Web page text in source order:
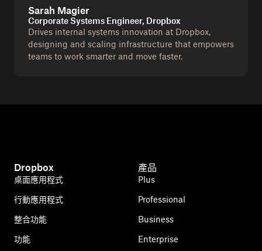
Sarah Magier
Corporate Systems Engineer, Dropbox
Drives internal systems innovation at Dropbox,
designing and scaling infrastructure that empowers
teams to work smarter and move faster.
Dropbox
桌面應用程式
行動應用程式
整合功能
功能
產品
Plus
Professional
Business
Enterprise